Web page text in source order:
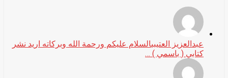
عبدالعزيز العتيبيالسلام عليكم ورحمة الله وبركاته اريد نشر
كتابي ( باسمي ) …